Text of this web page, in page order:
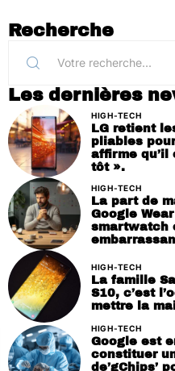
Recherche
Les dernières
HIGH-TECH
LG retient
pliables
affirme qu’il
tôt ».
HIGH-TECH
La part de
Google Wear
smartwatch
HIGH-TECH
La famille
S10, c’est
mettre la
HIGH-TECH
Google est
constituer
de’gChips’